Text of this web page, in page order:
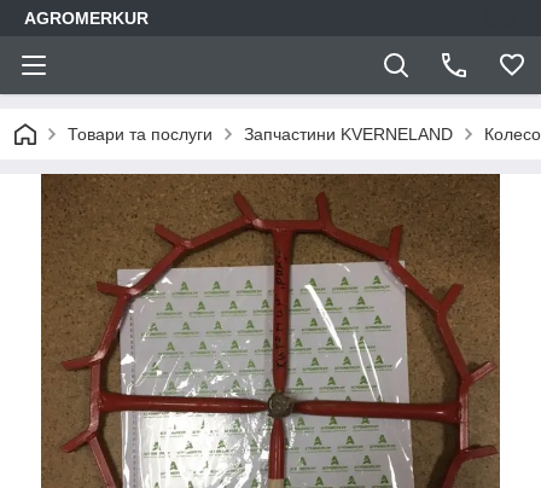
AGROMERKUR
Товари та послуги Запчастини KVERNELAND